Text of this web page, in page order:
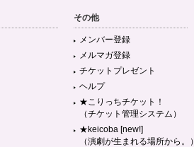
その他
メンバー登録
メルマガ登録
チケットプレゼント
ヘルプ
★こりっちチケット！
（チケット管理システム）
★keicoba [new!]
（演劇が生まれる場所から。）